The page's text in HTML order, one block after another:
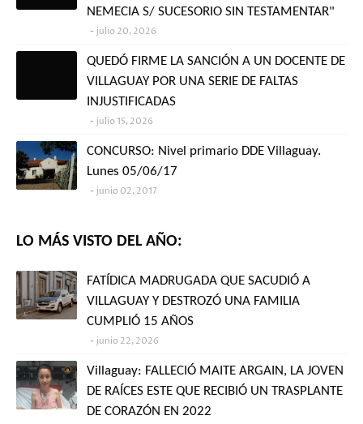
NEMECIA S/ SUCESORIO SIN TESTAMENTAR"
julio 20, 2026
QUEDÓ FIRME LA SANCIÓN A UN DOCENTE DE
VILLAGUAY POR UNA SERIE DE FALTAS
INJUSTIFICADAS
julio 15, 2026
CONCURSO: Nivel primario DDE Villaguay.
Lunes 05/06/17
junio 02, 2017
LO MÁS VISTO DEL AÑO:
FATÍDICA MADRUGADA QUE SACUDIÓ A
VILLAGUAY Y DESTROZÓ UNA FAMILIA
CUMPLIÓ 15 AÑOS
junio 22, 2026
Villaguay: FALLECIÓ MAITE ARGAIN, LA JOVEN
DE RAÍCES ESTE QUE RECIBIÓ UN TRASPLANTE
DE CORAZÓN EN 2022